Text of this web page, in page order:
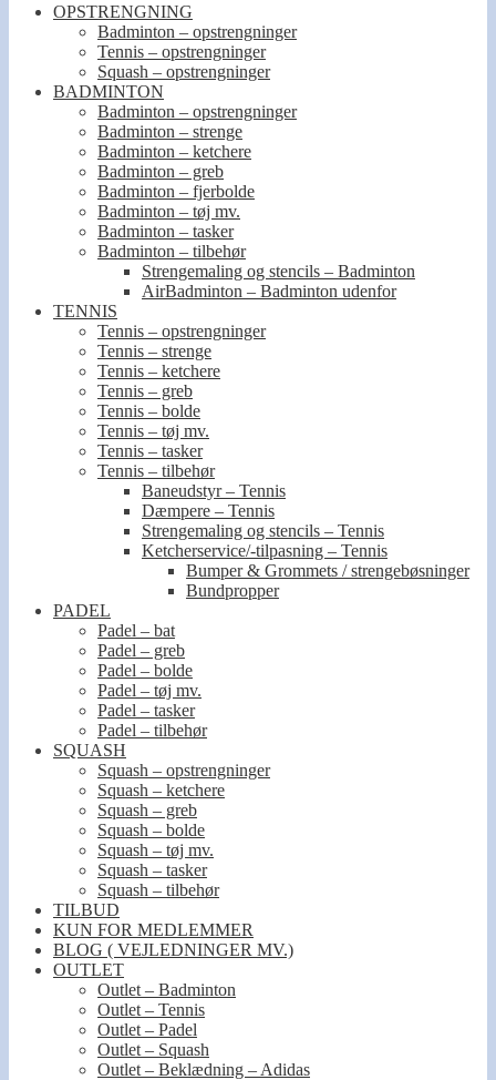
OPSTRENGNING
Badminton – opstrengninger
Tennis – opstrengninger
Squash – opstrengninger
BADMINTON
Badminton – opstrengninger
Badminton – strenge
Badminton – ketchere
Badminton – greb
Badminton – fjerbolde
Badminton – tøj mv.
Badminton – tasker
Badminton – tilbehør
Strengemaling og stencils – Badminton
AirBadminton – Badminton udenfor
TENNIS
Tennis – opstrengninger
Tennis – strenge
Tennis – ketchere
Tennis – greb
Tennis – bolde
Tennis – tøj mv.
Tennis – tasker
Tennis – tilbehør
Baneudstyr – Tennis
Dæmpere – Tennis
Strengemaling og stencils – Tennis
Ketcherservice/-tilpasning – Tennis
Bumper & Grommets / strengebøsninger
Bundpropper
PADEL
Padel – bat
Padel – greb
Padel – bolde
Padel – tøj mv.
Padel – tasker
Padel – tilbehør
SQUASH
Squash – opstrengninger
Squash – ketchere
Squash – greb
Squash – bolde
Squash – tøj mv.
Squash – tasker
Squash – tilbehør
TILBUD
KUN FOR MEDLEMMER
BLOG ( VEJLEDNINGER MV.)
OUTLET
Outlet – Badminton
Outlet – Tennis
Outlet – Padel
Outlet – Squash
Outlet – Beklædning – Adidas